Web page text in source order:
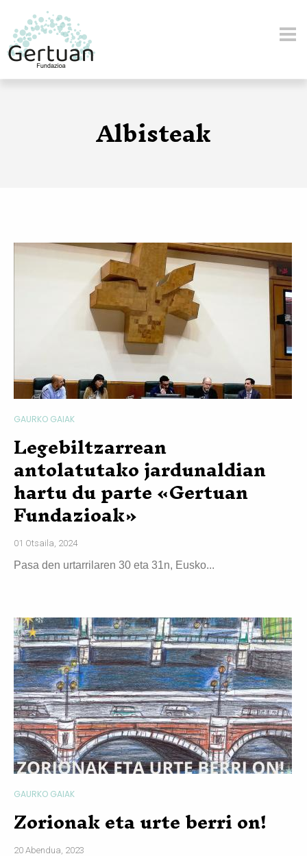
Albisteak
GAURKO GAIAK
Legebiltzarrean
antolatutako jardunaldian
hartu du parte «Gertuan
Fundazioak»
01 Otsaila, 2024
Pasa den urtarrilaren 30 eta 31n, Eusko...
GAURKO GAIAK
Zorionak eta urte berri on!
20 Abendua, 2023